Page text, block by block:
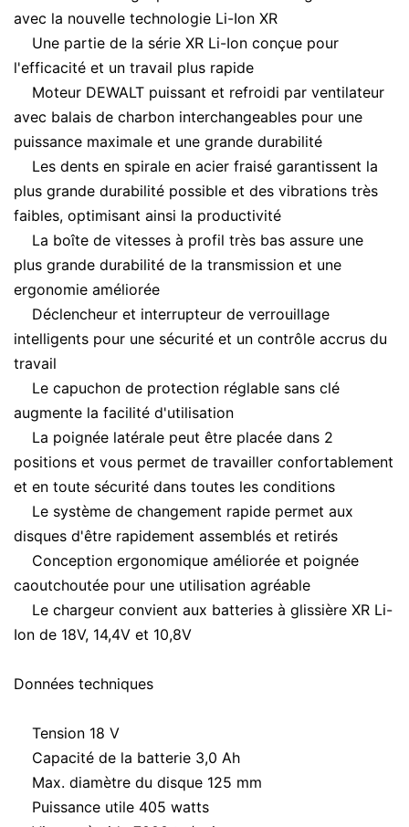
avec la nouvelle technologie Li-Ion XR
Une partie de la série XR Li-Ion conçue pour
l'efficacité et un travail plus rapide
Moteur DEWALT puissant et refroidi par ventilateur
avec balais de charbon interchangeables pour une
puissance maximale et une grande durabilité
Les dents en spirale en acier fraisé garantissent la
plus grande durabilité possible et des vibrations très
faibles, optimisant ainsi la productivité
La boîte de vitesses à profil très bas assure une
plus grande durabilité de la transmission et une
ergonomie améliorée
Déclencheur et interrupteur de verrouillage
intelligents pour une sécurité et un contrôle accrus du
travail
Le capuchon de protection réglable sans clé
augmente la facilité d'utilisation
La poignée latérale peut être placée dans 2
positions et vous permet de travailler confortablement
et en toute sécurité dans toutes les conditions
Le système de changement rapide permet aux
disques d'être rapidement assemblés et retirés
Conception ergonomique améliorée et poignée
caoutchoutée pour une utilisation agréable
Le chargeur convient aux batteries à glissière XR Li-
Ion de 18V, 14,4V et 10,8V
Données techniques
Tension 18 V
Capacité de la batterie 3,0 Ah
Max. diamètre du disque 125 mm
Puissance utile 405 watts